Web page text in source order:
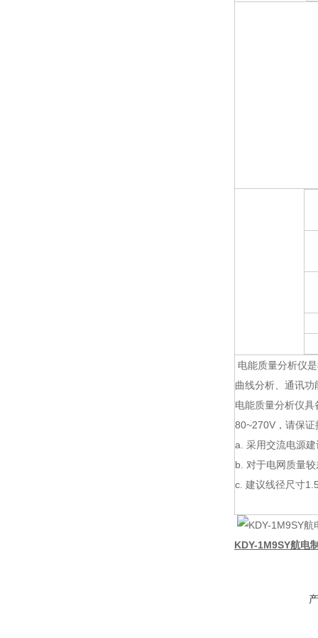
电能质量分析仪
曲线分析、通讯
电能质量分析仪
80~270V，请保
a. 采用交流电源
b. 对于电网质量
c. 建议线径尺寸
KDY-1M9SY航电